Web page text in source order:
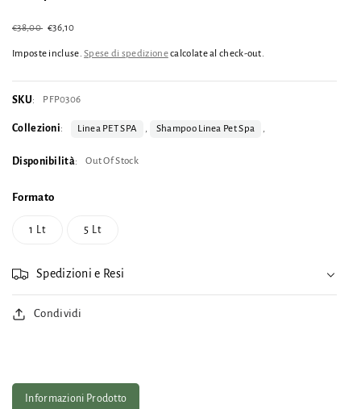
Prezzo
listino
€38,00 Prezzo
€36,10
Imposte incluse.Spese di spedizionecalcolate al check-out.
SKU: PFP0306
Collezioni: Linea PET SPA , Shampoo Linea Pet Spa ,
Disponibilità: Out Of Stock
Formato
1 Lt 5 Lt
Spedizioni e Resi
Condividi
Informazioni Prodotto